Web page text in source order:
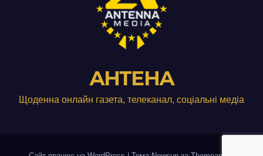
АНТЕНА
Щоденна онлайн газета, телеканал, соціальні медіа